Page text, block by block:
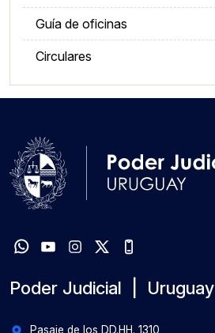
Guía de oficinas
Circulares
Poder Judicial | Uruguay
Pasaje de los DD.HH. 1310